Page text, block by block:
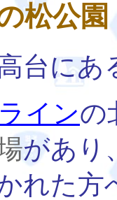
松公
台にあ
インの
があり
れた